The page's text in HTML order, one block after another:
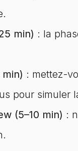
min) : la
min) : mettez-
pour simuler
(5–10 min) :